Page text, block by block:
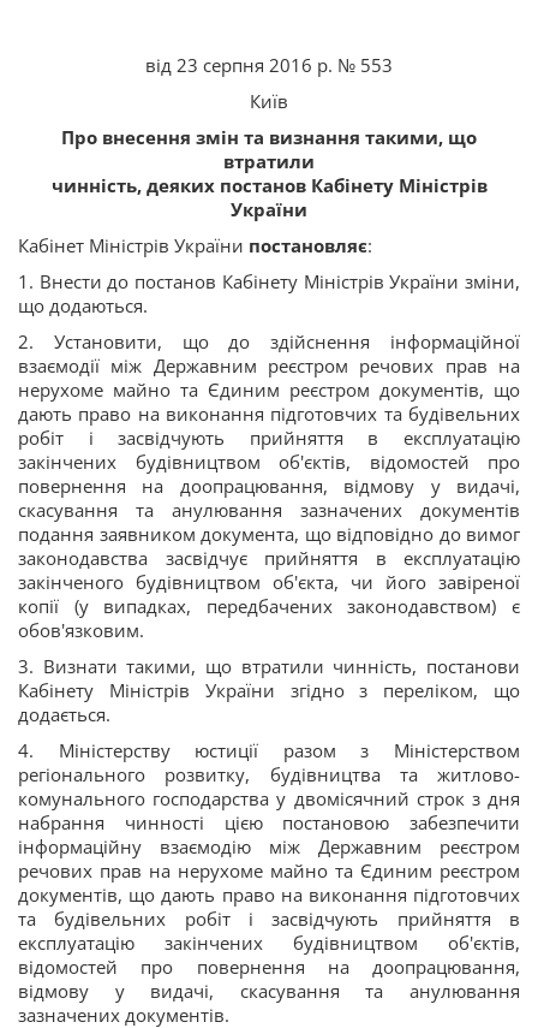
від 23 серпня 2016 р. № 553
Київ
Про внесення змін та визнання такими, що
втратили
чинність, деяких постанов Кабінету Міністрів
України
Кабінет Міністрів України постановляє:
1. Внести до постанов Кабінету Міністрів України зміни,
що додаються.
2. Установити, що до здійснення інформаційної
взаємодії між Державним реєстром речових прав на
нерухоме майно та Єдиним реєстром документів, що
дають право на виконання підготовчих та будівельних
робіт і засвідчують прийняття в експлуатацію
закінчених будівництвом об'єктів, відомостей про
повернення на доопрацювання, відмову у видачі,
скасування та анулювання зазначених документів
подання заявником документа, що відповідно до вимог
законодавства засвідчує прийняття в експлуатацію
закінченого будівництвом об'єкта, чи його завіреної
копії (у випадках, передбачених законодавством) є
обов'язковим.
3. Визнати такими, що втратили чинність, постанови
Кабінету Міністрів України згідно з переліком, що
додається.
4. Міністерству юстиції разом з Міністерством
регіонального розвитку, будівництва та житлово-
комунального господарства у двомісячний строк з дня
набрання чинності цією постановою забезпечити
інформаційну взаємодію між Державним реєстром
речових прав на нерухоме майно та Єдиним реєстром
документів, що дають право на виконання підготовчих
та будівельних робіт і засвідчують прийняття в
експлуатацію закінчених будівництвом об'єктів,
відомостей про повернення на доопрацювання,
відмову у видачі, скасування та анулювання
зазначених документів.